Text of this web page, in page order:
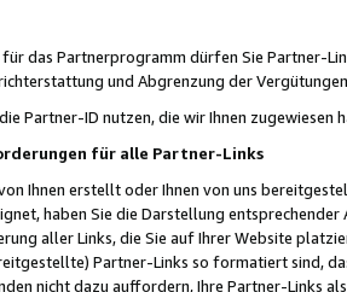
für das Partnerprogramm dürfen Sie Partner-
und Abgrenzung der
Partner-ID nutzen, die wir Ihnen zugewiesen
für alle Partner-Links
Ihnen erstellt oder Ihnen von uns
haben Sie die Darstellung
aller Links, die Sie auf Ihrer Website
Partner-Links so formatiert sind,
nicht dazu auffordern, Ihre Partner-Links